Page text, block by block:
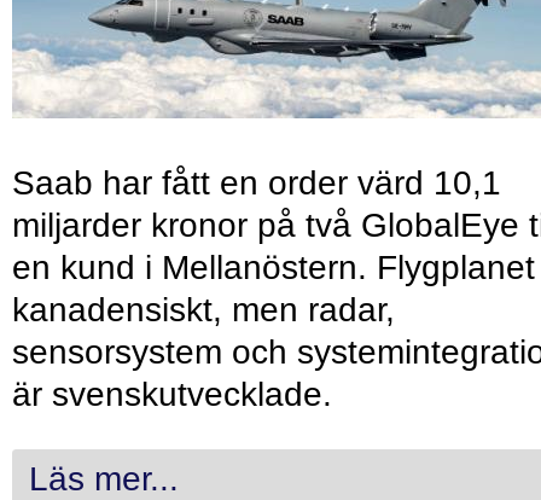
Saab har fått en order värd 10,1
miljarder kronor på två GlobalEye
en kund i Mellanöstern.
kanadensiskt, men radar,
sensorsystem och
är svenskutvecklade.
Läs mer...